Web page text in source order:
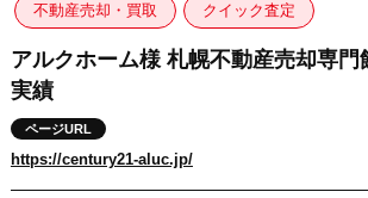
不動産売却・買取 クイック査定
アルクホーム様 札幌不動産売却専門
実績
ページURL
https://century21-aluc.jp/